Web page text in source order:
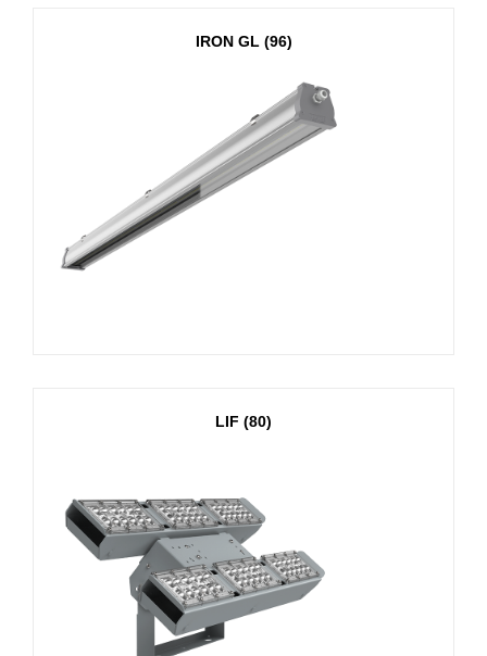
IRON GL (96)
LIF (80)